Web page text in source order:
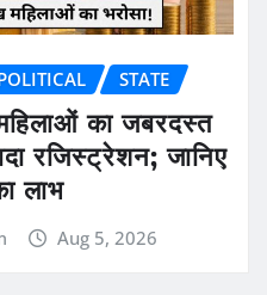
STATE
महिलाओं का जबरदस्त
रजिस्ट्रेशन; जानिए
लाभ
Aug 5, 2026